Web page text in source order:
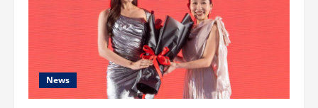
พรีเซ็นเตอร์
คน
แรก
ใน
งาน
BJC
Aesthetic
Awards
สุด
ยอด
News